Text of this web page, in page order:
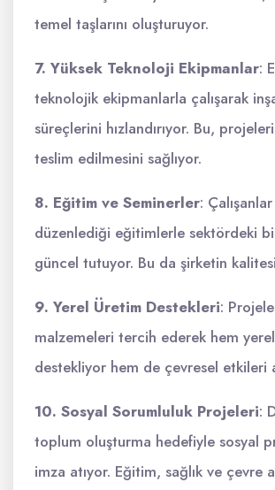
temel taşlarını oluşturuyor.
7. Yüksek Teknoloji Ekipmanlar:
teknolojik ekipmanlarla çalışarak
süreçlerini hızlandırıyor. Bu,
teslim edilmesini sağlıyor.
8. Eğitim ve Seminerler:
düzenlediği eğitimlerle sektördeki
güncel tutuyor. Bu da şirketin
9. Yerel Üretim Destekleri:
malzemeleri tercih ederek hem
destekliyor hem de çevresel etkileri
10. Sosyal Sorumluluk Projeleri:
toplum oluşturma hedefiyle sosyal
imza atıyor. Eğitim, sağlık ve çevre